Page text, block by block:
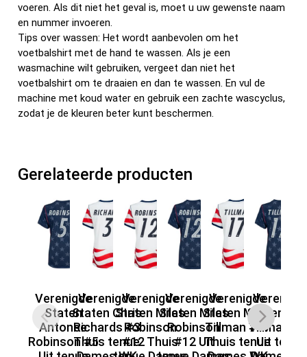
voeren. Als dit niet het geval is, moet u uw gewenste naam
en nummer invoeren.
Tips over wassen: Het wordt aanbevolen om het
voetbalshirt met de hand te wassen. Als je een
wasmachine wilt gebruiken, vergeet dan niet het
voetbalshirt om te draaien en dan te wassen. En vul de
machine met koud water en gebruik een zachte wascyclus,
zodat je de kleuren beter kunt beschermen.
Gerelateerde producten
Verenigde
Staten
Antonee
Robinson #5
Verenigde
Staten Chris
Richards #3
Thuis tenue
Verenigde
Staten Miles
Robinson
#12 Thuis
Verenigde
Staten Miles
Robinson
#12 Uit
Verenigde
Staten Malik
Tillman #17
Thuis tenue
Staten
Tillman
Uit tenue